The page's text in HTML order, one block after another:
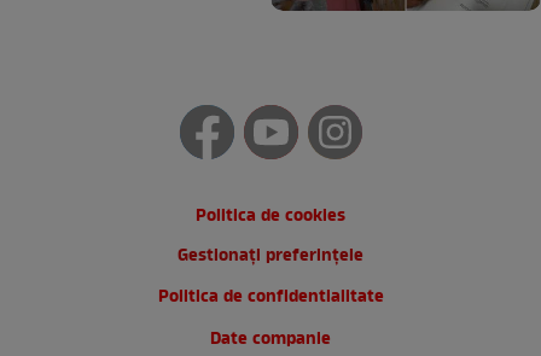
Politica de cookies
Gestionați preferințele
Politica de confidentialitate
Date companie